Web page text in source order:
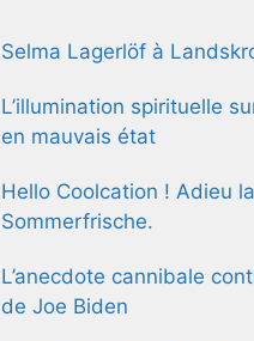
Selma Lagerlöf à
L’illumination spirituelle
en mauvais état
Hello Coolcation ! Adieu la
Sommerfrische.
L’anecdote cannibale
de Joe Biden